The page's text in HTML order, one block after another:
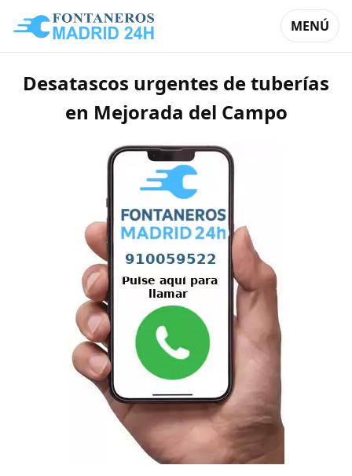
MENÚ
Desatascos urgentes de tuberías
en Mejorada del Campo